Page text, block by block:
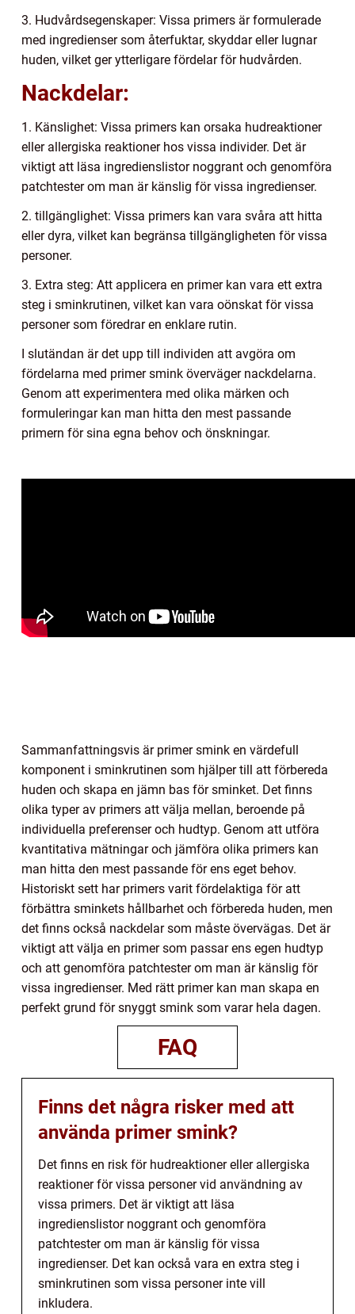
3. Hudvårdsegenskaper: Vissa primers är formulerade
med ingredienser som återfuktar, skyddar eller lugnar
huden, vilket ger ytterligare fördelar för hudvården.
Nackdelar:
1. Känslighet: Vissa primers kan orsaka hudreaktioner
eller allergiska reaktioner hos vissa individer. Det är
viktigt att läsa ingredienslistor noggrant och genomföra
patchtester om man är känslig för vissa ingredienser.
2. tillgänglighet: Vissa primers kan vara svåra att hitta
eller dyra, vilket kan begränsa tillgängligheten för vissa
personer.
3. Extra steg: Att applicera en primer kan vara ett extra
steg i sminkrutinen, vilket kan vara oönskat för vissa
personer som föredrar en enklare rutin.
I slutändan är det upp till individen att avgöra om
fördelarna med primer smink överväger nackdelarna.
Genom att experimentera med olika märken och
formuleringar kan man hitta den mest passande
primern för sina egna behov och önskningar.
Sammanfattningsvis är primer smink en värdefull
komponent i sminkrutinen som hjälper till att förbereda
huden och skapa en jämn bas för sminket. Det finns
olika typer av primers att välja mellan, beroende på
individuella preferenser och hudtyp. Genom att utföra
kvantitativa mätningar och jämföra olika primers kan
man hitta den mest passande för ens eget behov.
Historiskt sett har primers varit fördelaktiga för att
förbättra sminkets hållbarhet och förbereda huden, men
det finns också nackdelar som måste övervägas. Det är
viktigt att välja en primer som passar ens egen hudtyp
och att genomföra patchtester om man är känslig för
vissa ingredienser. Med rätt primer kan man skapa en
perfekt grund för snyggt smink som varar hela dagen.
FAQ
Finns det några risker med att
använda primer smink?
Det finns en risk för hudreaktioner eller allergiska
reaktioner för vissa personer vid användning av
vissa primers. Det är viktigt att läsa
ingredienslistor noggrant och genomföra
patchtester om man är känslig för vissa
ingredienser. Det kan också vara en extra steg i
sminkrutinen som vissa personer inte vill
inkludera.